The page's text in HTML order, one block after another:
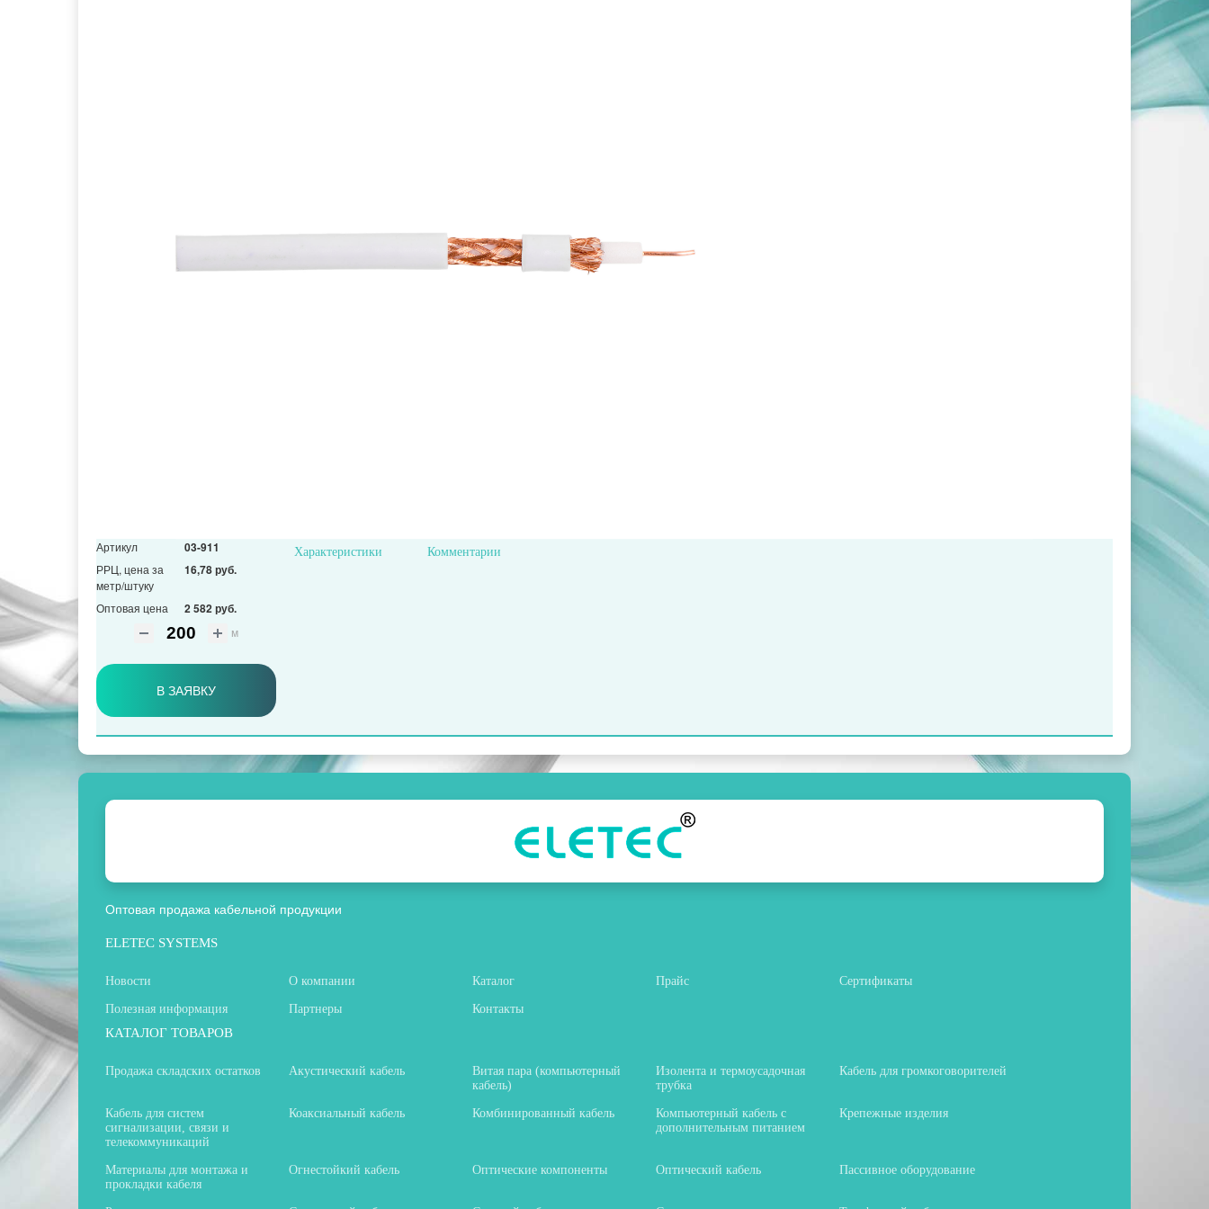
Артикул 03-911
РРЦ, цена за
метр/штуку
16,78 руб.
Оптовая цена 2 582 руб.
м
В ЗАЯВКУ
Характеристики Комментарии
Оптовая продажа кабельной продукции
ELETEC SYSTEMS
Новости О компании Каталог Прайс Сертификаты
Полезная информация Партнеры Контакты
КАТАЛОГ ТОВАРОВ
Продажа складских остатков Акустический кабель
Витая пара (компьютерный
кабель)
Изолента и термоусадочная
трубка
Кабель для громкоговорителей
Кабель для систем
сигнализации, связи и
телекоммуникаций
Коаксиальный кабель Комбинированный кабель
Компьютерный кабель с
дополнительным питанием
Крепежные изделия
Материалы для монтажа и
прокладки кабеля
Огнестойкий кабель Оптические компоненты Оптический кабель Пассивное оборудование